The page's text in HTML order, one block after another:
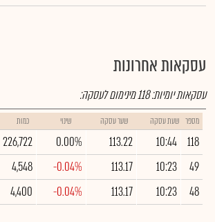
עסקאות אחרונות
עסקאות יומיות:118מינימום לעסקה:
מספר שעת עסקה שער עסקה שינוי כמות
118
10:44
113.22
0.00%
226,722
49
10:23
113.17
-0.04%
4,548
48
10:23
113.17
-0.04%
4,400